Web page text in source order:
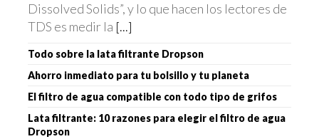
Dissolved Solids”, y lo que hacen los lectores de
TDS es medir la [...]
Todo sobre la lata filtrante Dropson
Ahorro inmediato para tu bolsillo y tu planeta
El filtro de agua compatible con todo tipo de grifos
Lata filtrante: 10 razones para elegir el filtro de agua
Dropson